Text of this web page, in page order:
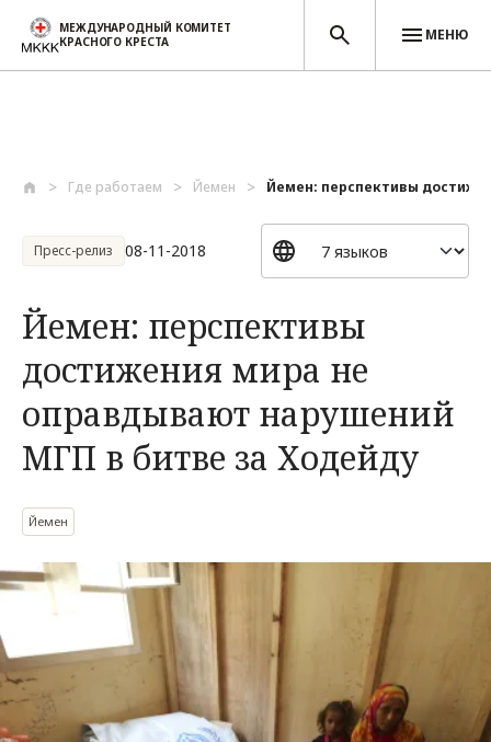
МЕЖДУНАРОДНЫЙ КОМИТЕТ
КРАСНОГО КРЕСТА
МЕНЮ
Где работаем Йемен Йемен: перспективы
Пресс-релиз 08-11-2018
Йемен: перспективы
достижения мира не
оправдывают нарушений
МГП в битве за Ходейду
Йемен